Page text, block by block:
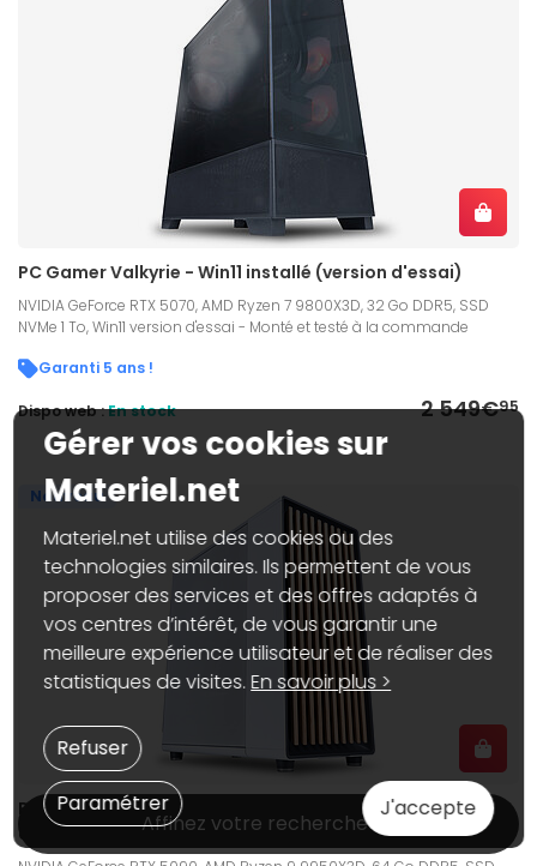
PC Gamer Valkyrie - Win11 installé (version d'essai)
NVIDIA GeForce RTX 5070, AMD Ryzen 7 9800X3D, 32 Go DDR5, SSD
NVMe 1 To, Win11 version d'essai - Monté et testé à la commande
Garanti 5 ans !
2 549€95
Dispo web :En stock
Nouveau
PC professionnel Astral IA - Win11 installé (version
d'essai)
Affinez votre recherche
Gérer vos cookies sur
Materiel.net
Materiel.net utilise des cookies ou des
technologies similaires. Ils permettent de vous
proposer des services et des offres adaptés à
vos centres d’intérêt, de vous garantir une
meilleure expérience utilisateur et de réaliser des
statistiques de visites.En savoir plus >
J'accepte
Paramétrer
Refuser